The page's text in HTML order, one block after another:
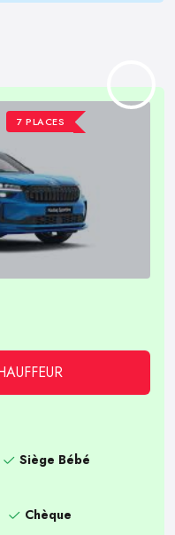
7 PLACES
Siège Bébé
Chèque